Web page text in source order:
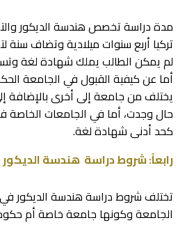
مدة دراسة تخصص هندسة الديكور
تركيا أربع سنوات ميلادية وتضاف
لم يمكن الطالب يملك شهادة لغة
أما عن كيفية القبول في الجامعة
يختلف من جامعة إلى أخرى بالإضافة
كحد أدنى شهادة لغة.
رابعاً: شروط دراسة هندسة الديكور
تختلف شروط دراسة هندسة الديكور في
الجامعة وكونها جامعة خاصة أم